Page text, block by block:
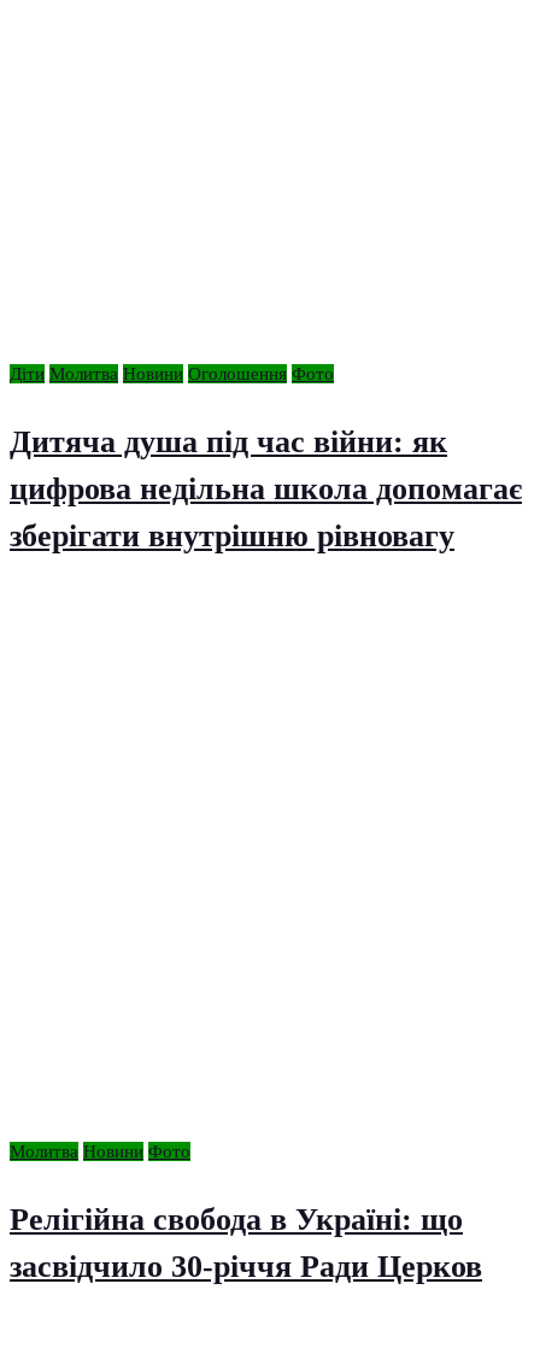
Діти Молитва Новини Оголошення Фото
Дитяча душа під час війни: як
цифрова недільна школа допомагає
зберігати внутрішню рівновагу
Молитва Новини Фото
Релігійна свобода в Україні: що
засвідчило 30-річчя Ради Церков